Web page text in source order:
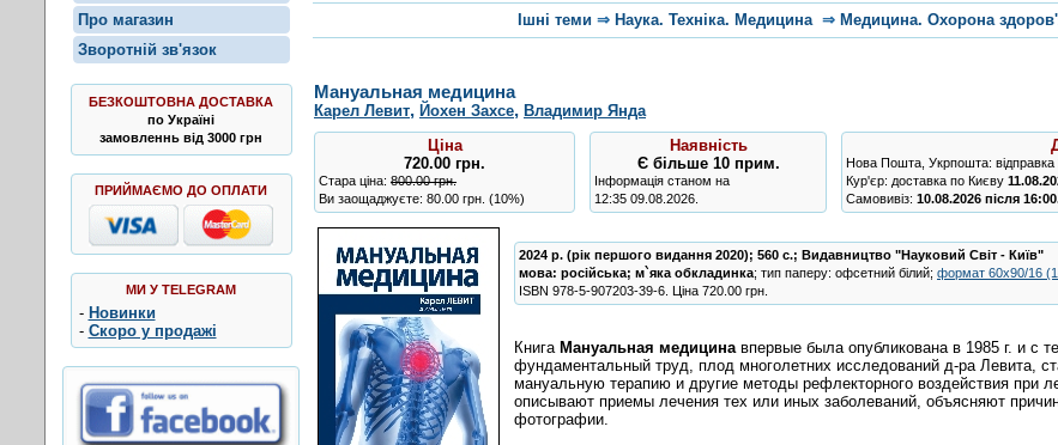
Про магазин
Зворотній зв'язок
БЕЗКОШТОВНА ДОСТАВКА
по Україні
замовленнь від 3000 грн
ПРИЙМАЄМО ДО ОПЛАТИ
МИ У TELEGRAM
- Новинки
- Скоро у продажі
Ішні теми ⇒ Наука. Техніка. Медицина ⇒ Медицина. Охорона
Мануальная медицина
Карел Левит, Йохен Захсе, Владимир Янда
Ціна
720.00 грн.
Стара ціна: 800.00 грн.
Ви заощаджуєте: 80.00 грн. (10%)
Наявність
Є більше 10 прим.
Інформація станом на
12:35 09.08.2026.
Нова Пошта, Укрпошта: відправка
Кур'єр: доставка по Києву
Самовивіз: 10.08.2026 після
2024 р. (рік першого видання 2020); 560 с.; Видавництво "Науковий Світ - Київ"
мова: російська; м`яка обкладинка; тип паперу: офсетний білий; формат 60х90/16
ISBN 978-5-907203-39-6 Ціна 720.00 грн.
Книга Мануальная медицинавпервые была опубликована в 1985 г. и с
фундаментальный труд, плод многолетних исследований д-ра Левита,
мануальную терапию и другие методы рефлекторного воздействия при
описывают приемы лечения тех или иных заболеваний, объясняют
фотографии.